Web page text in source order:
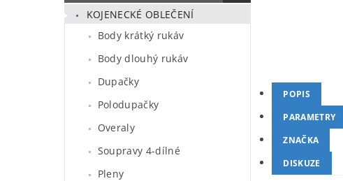
KOJENECKÉ OBLEČENÍ
Body krátký rukáv
Body dlouhý rukáv
Dupačky
Polodupačky
Overaly
Soupravy 4-dílné
Pleny
POPIS
PARAMETRY
ZNAČKA
DISKUZE